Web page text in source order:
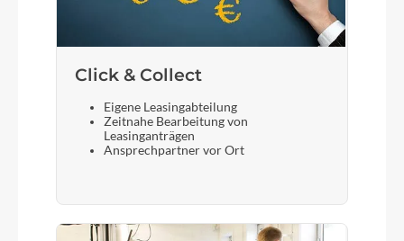
Click & Collect
Eigene Leasingabteilung
Zeitnahe Bearbeitung von
Leasinganträgen
Ansprechpartner vor Ort